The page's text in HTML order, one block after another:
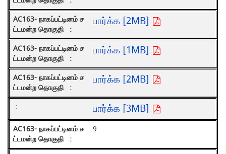
பார்க்க [2MB]
பார்க்க [1MB]
பார்க்க [2MB]
பார்க்க [3MB]
9